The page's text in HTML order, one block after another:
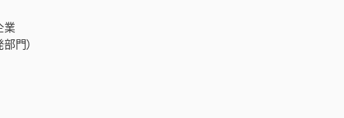
業
門）